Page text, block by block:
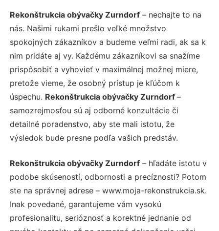
Rekonštrukcia obývačky Zurndorf – nechajte to na
nás. Našimi rukami prešlo veľké množstvo
spokojných zákazníkov a budeme veľmi radi, ak sa k
nim pridáte aj vy. Každému zákazníkovi sa snažíme
prispôsobiť a vyhovieť v maximálnej možnej miere,
pretože vieme, že osobný prístup je kľúčom k
úspechu. Rekonštrukcia obývačky Zurndorf –
samozrejmosťou sú aj odborné konzultácie či
detailné poradenstvo, aby ste mali istotu, že
výsledok bude presne podľa vašich predstáv.
Rekonštrukcia obývačky Zurndorf – hľadáte istotu v
podobe skúseností, odbornosti a precíznosti? Potom
ste na správnej adrese – www.moja-rekonstrukcia.sk.
Inak povedané, garantujeme vám vysokú
profesionalitu, serióznosť a korektné jednanie od